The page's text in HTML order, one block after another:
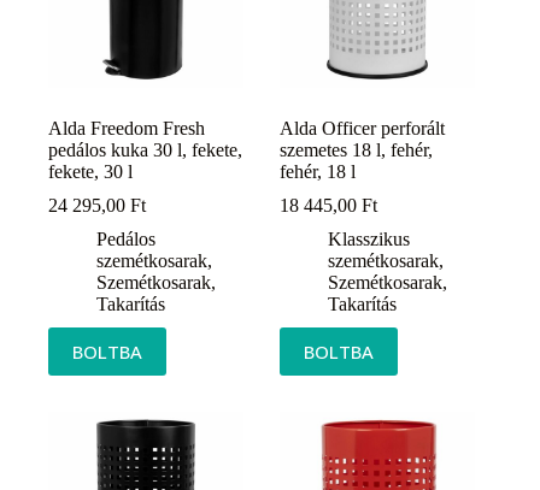
Alda Freedom Fresh
pedálos kuka 30 l, fekete,
fekete, 30 l
24 295,00 Ft
Pedálos
szemétkosarak,
Szemétkosarak,
Takarítás
BOLTBA
Alda Officer perforált
szemetes 18 l, fehér,
fehér, 18 l
18 445,00Ft
Klasszikus
szemétkosarak,
Szemétkosarak,
Takarítás
BOLTBA